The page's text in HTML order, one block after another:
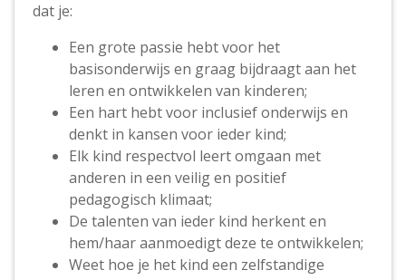
dat je:
Een grote passie hebt voor het
basisonderwijs en graag bijdraagt aan het
leren en ontwikkelen van kinderen;
Een hart hebt voor inclusief onderwijs en
denkt in kansen voor ieder kind;
Elk kind respectvol leert omgaan met
anderen in een veilig en positief
pedagogisch klimaat;
De talenten van ieder kind herkent en
hem/haar aanmoedigt deze te ontwikkelen;
Weet hoe je het kind een zelfstandige